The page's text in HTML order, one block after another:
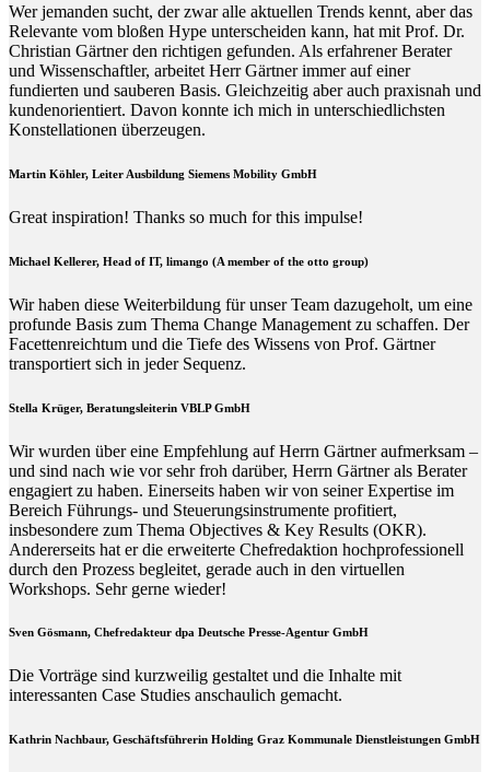
Wer jemanden sucht, der zwar alle aktuellen Trends kennt, aber das
Relevante vom bloßen Hype unterscheiden kann, hat mit Prof. Dr.
Christian Gärtner den richtigen gefunden. Als erfahrener Berater
und Wissenschaftler, arbeitet Herr Gärtner immer auf einer
fundierten und sauberen Basis. Gleichzeitig aber auch praxisnah und
kundenorientiert. Davon konnte ich mich in unterschiedlichsten
Konstellationen überzeugen.
Martin Köhler, Leiter Ausbildung Siemens Mobility GmbH
Great inspiration! Thanks so much for this impulse!
Michael Kellerer, Head of IT, limango (A member of the otto group)
Wir haben diese Weiterbildung für unser Team dazugeholt, um eine
profunde Basis zum Thema Change Management zu schaffen. Der
Facettenreichtum und die Tiefe des Wissens von Prof. Gärtner
transportiert sich in jeder Sequenz.
Stella Krüger, Beratungsleiterin VBLP GmbH
Wir wurden über eine Empfehlung auf Herrn Gärtner aufmerksam –
und sind nach wie vor sehr froh darüber, Herrn Gärtner als Berater
engagiert zu haben. Einerseits haben wir von seiner Expertise im
Bereich Führungs- und Steuerungsinstrumente profitiert,
insbesondere zum Thema Objectives & Key Results (OKR).
Andererseits hat er die erweiterte Chefredaktion hochprofessionell
durch den Prozess begleitet, gerade auch in den virtuellen
Workshops. Sehr gerne wieder!
Sven Gösmann, Chefredakteur dpa Deutsche Presse-Agentur GmbH
Die Vorträge sind kurzweilig gestaltet und die Inhalte mit
interessanten Case Studies anschaulich gemacht.
Kathrin Nachbaur, Geschäftsführerin Holding Graz Kommunale Dienstleistungen GmbH